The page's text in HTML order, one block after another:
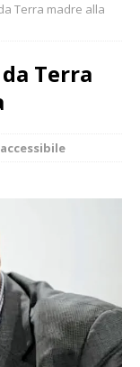
Terra madre alla
Terra